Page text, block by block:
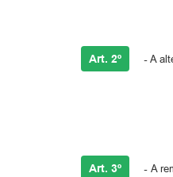
Art. 2º - A
Art. 3º - A